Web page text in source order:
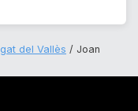
del Vallès
Joan